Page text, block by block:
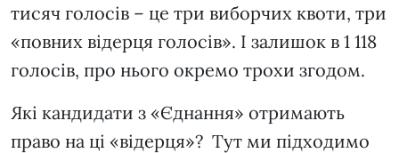
тисяч голосів – це три виборчих квоти, три
«повних відерця голосів». І залишок в 1 118
голосів, про нього окремо трохи згодом.
Які кандидати з «Єднання» отримають
право на ці «відерця»? Тут ми підходимо